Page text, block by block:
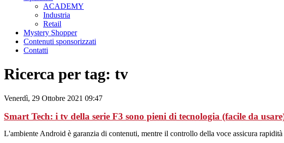
ACADEMY
Industria
Retail
Mystery Shopper
Contenuti sponsorizzati
Contatti
Ricerca per tag: tv
Venerdì, 29 Ottobre 2021 09:47
Smart Tech: i tv della serie F3 sono pieni di tecnologia (facile da
L'ambiente Android è garanzia di contenuti, mentre il controllo della voce assicura